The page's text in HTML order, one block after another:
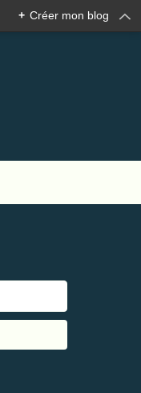
+ Créer mon blog